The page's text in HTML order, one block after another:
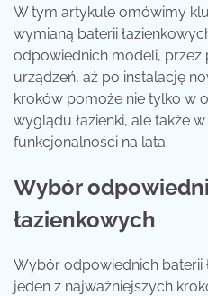
W tym artykule omówimy
wymianą baterii
odpowiednich modeli,
urządzeń, aż po instalację
kroków pomoże nie tylko w
wyglądu łazienki, ale także
funkcjonalności na lata.
Wybór
łazienkowych
Wybór odpowiednich baterii
jeden z najważniejszych